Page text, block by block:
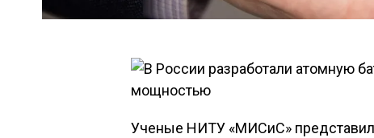
Ученые НИТУ «МИСиС»